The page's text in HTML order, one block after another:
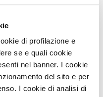
di profilazione e
se e quali cookie
nel banner. I cookie
del sito e per
I cookie di analisi di
da visitare con il
città da visitare
alle Tremiti 75 Km